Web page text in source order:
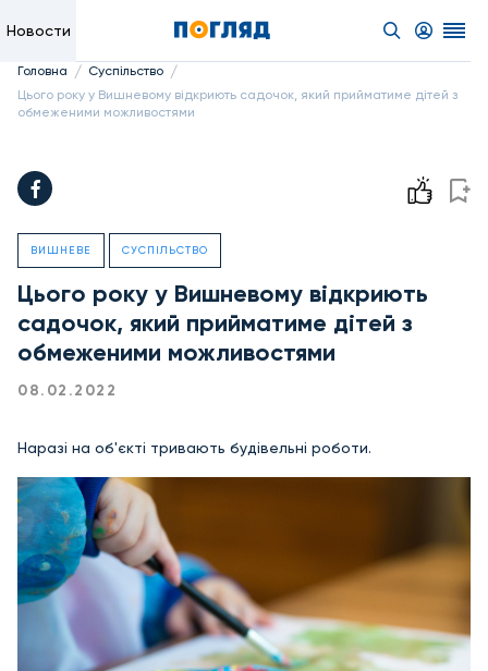
Новости
Головна / Суспільство /
Цього року у Вишневому відкриють садочок, який прийматиме дітей з
обмеженими можливостями
ВИШНЕВЕ СУСПІЛЬСТВО
Цього року у Вишневому відкриють
садочок, який прийматиме дітей з
обмеженими можливостями
08.02.2022
Наразі на об'єкті тривають будівельні роботи.